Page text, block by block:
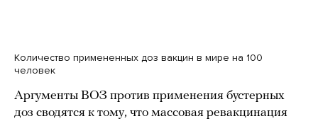
Количество примененных доз вакцин в мире на 100
человек
Аргументы ВОЗ против применения бустерных
доз сводятся к тому, что массовая ревакцинация